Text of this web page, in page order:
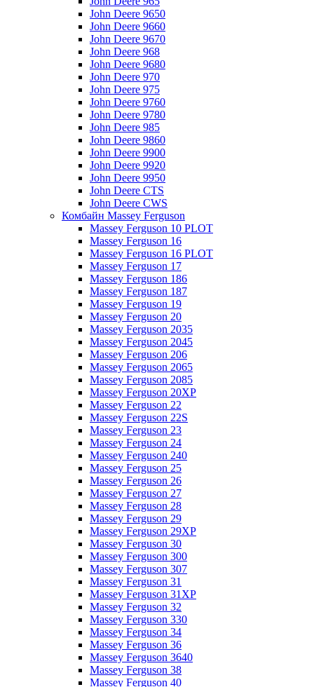
John Deere 9650
John Deere 9660
John Deere 9670
John Deere 968
John Deere 9680
John Deere 970
John Deere 975
John Deere 9760
John Deere 9780
John Deere 985
John Deere 9860
John Deere 9900
John Deere 9920
John Deere 9950
John Deere CTS
John Deere CWS
Комбайн Massey Ferguson
Massey Ferguson 10 PLOT
Massey Ferguson 16
Massey Ferguson 16 PLOT
Massey Ferguson 17
Massey Ferguson 186
Massey Ferguson 187
Massey Ferguson 19
Massey Ferguson 20
Massey Ferguson 2035
Massey Ferguson 2045
Massey Ferguson 206
Massey Ferguson 2065
Massey Ferguson 2085
Massey Ferguson 20XP
Massey Ferguson 22
Massey Ferguson 22S
Massey Ferguson 23
Massey Ferguson 24
Massey Ferguson 240
Massey Ferguson 25
Massey Ferguson 26
Massey Ferguson 27
Massey Ferguson 28
Massey Ferguson 29
Massey Ferguson 29XP
Massey Ferguson 30
Massey Ferguson 300
Massey Ferguson 307
Massey Ferguson 31
Massey Ferguson 31XP
Massey Ferguson 32
Massey Ferguson 330
Massey Ferguson 34
Massey Ferguson 36
Massey Ferguson 3640
Massey Ferguson 38
Massey Ferguson 40